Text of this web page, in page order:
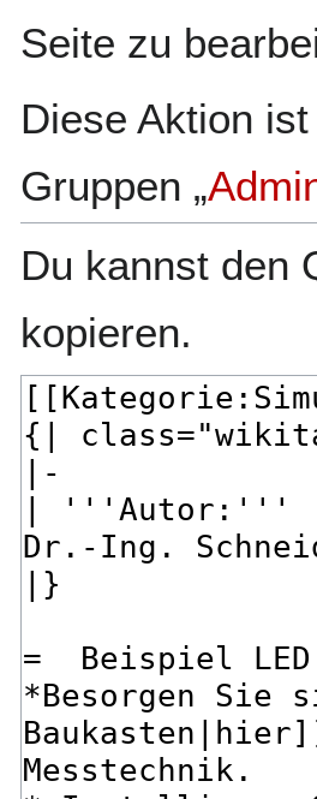
Seite zu
Diese Aktion
Gruppen „
Du kannst den
kopieren.